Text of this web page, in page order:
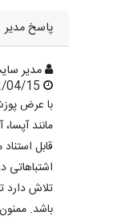
پاسخ مدیر
مدیر
با عرض
مانند
قابل
تلاش دارد
باشد.